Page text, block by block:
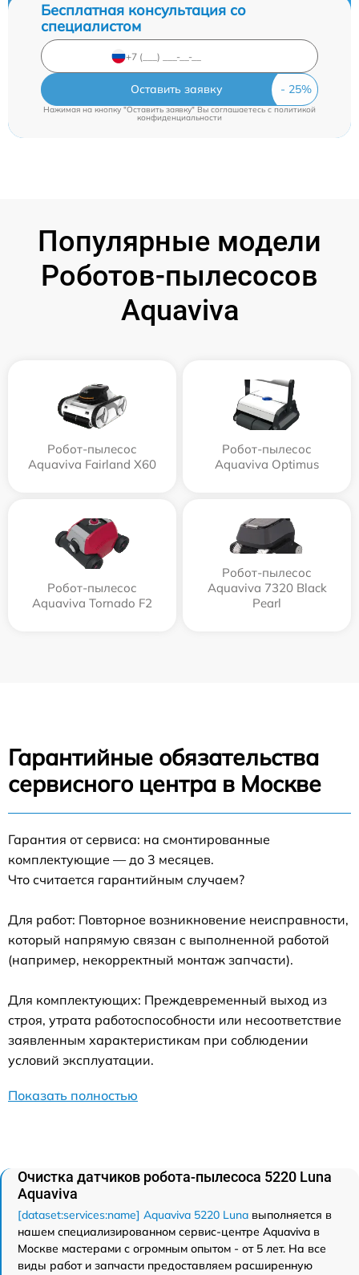
Бесплатная консультация со
специалистом
Оставить заявку
Нажимая на кнопку "Оставить заявку" Вы соглашаетесь c политикой
конфиденциальности
Популярные модели
Роботов-пылесосов
Aquaviva
Робот-пылесос
Aquaviva Fairland X60
Робот-пылесос
Aquaviva Optimus
Робот-пылесос
Aquaviva Tornado F2
Робот-пылесос
Aquaviva 7320 Black
Pearl
Гарантийные обязательства
сервисного центра в Москве
Гарантия от сервиса: на смонтированные
комплектующие — до 3 месяцев.
Что считается гарантийным случаем?
Для работ: Повторное возникновение неисправности,
который напрямую связан с выполненной работой
(например, некорректный монтаж запчасти).
Для комплектующих: Преждевременный выход из
строя, утрата работоспособности или несоответствие
заявленным характеристикам при соблюдении
условий эксплуатации.
Показать полностью
Очистка датчиков робота-пылесоса 5220 Luna
Aquaviva
[dataset:services:name] Aquaviva 5220 Luna выполняется в
нашем специализированном сервис-центре Aquaviva в
Москве мастерами с огромным опытом - от 5 лет. На все
виды работ и запчасти предоставляем расширенную